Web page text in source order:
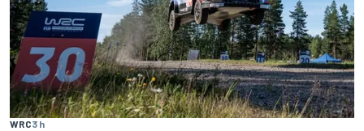
WRC3 h